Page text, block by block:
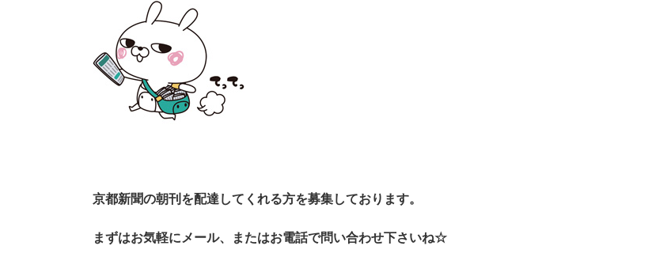
京都新聞の朝刊を配達してくれる方を募集しております。
まずはお気軽にメール、またはお電話で問い合わせ下さいね☆